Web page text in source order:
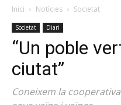
Inici Notícies Societat
Societat Diari
“Un poble
ciutat”
Coneixem la